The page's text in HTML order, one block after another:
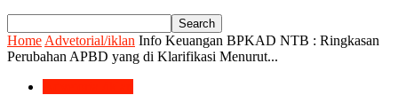
Home Advetorial/iklan Info Keuangan BPKAD NTB : Ringkasan
Perubahan APBD yang di Klarifikasi Menurut...